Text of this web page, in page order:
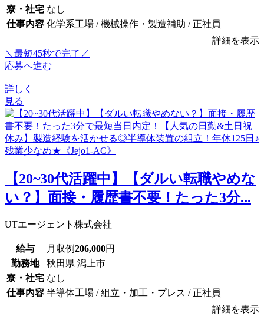
寮・社宅 なし
仕事内容 化学系工場 / 機械操作・製造補助 / 正社員
詳細を表示
＼最短45秒で完了／
応募へ進む
詳しく
見る
【20~30代活躍中】【ダルい転職やめな
い？】面接・履歴書不要！たった3分...
UTエージェント株式会社
給与 月収例206,000円
勤務地
秋田県 潟上市
寮・社宅 なし
仕事内容 半導体工場 / 組立・加工・プレス / 正社員
詳細を表示